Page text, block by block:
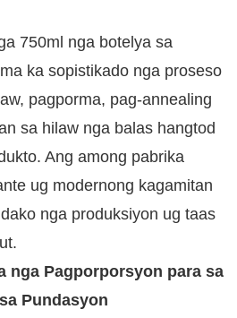
750ml nga botelya sa
ka sopistikado nga proseso
pagporma, pag-annealing
sa hilaw nga balas hangtod
Ang among pabrika
ug modernong kagamitan
nga produksiyon ug taas
nga Pagporporsyon para sa
Pundasyon